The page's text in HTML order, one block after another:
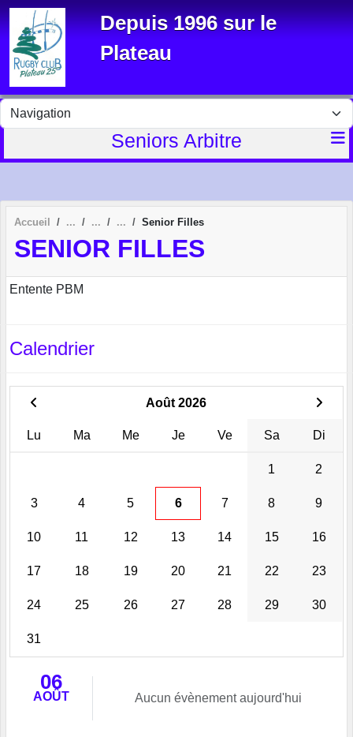
Depuis 1996 sur le
Plateau
Seniors Arbitre
Accueil Senior Filles
SENIOR FILLES
Entente PBM
Calendrier
Août 2026
Lu Ma Me Je Ve Sa Di
1 2
3 4 5 6 7 8 9
10 11 12 13 14 15 16
17 18 19 20 21 22 23
24 25 26 27 28 29 30
31
06
AOÛT Aucun évènement aujourd'hui
Panneau de gestion des cookies